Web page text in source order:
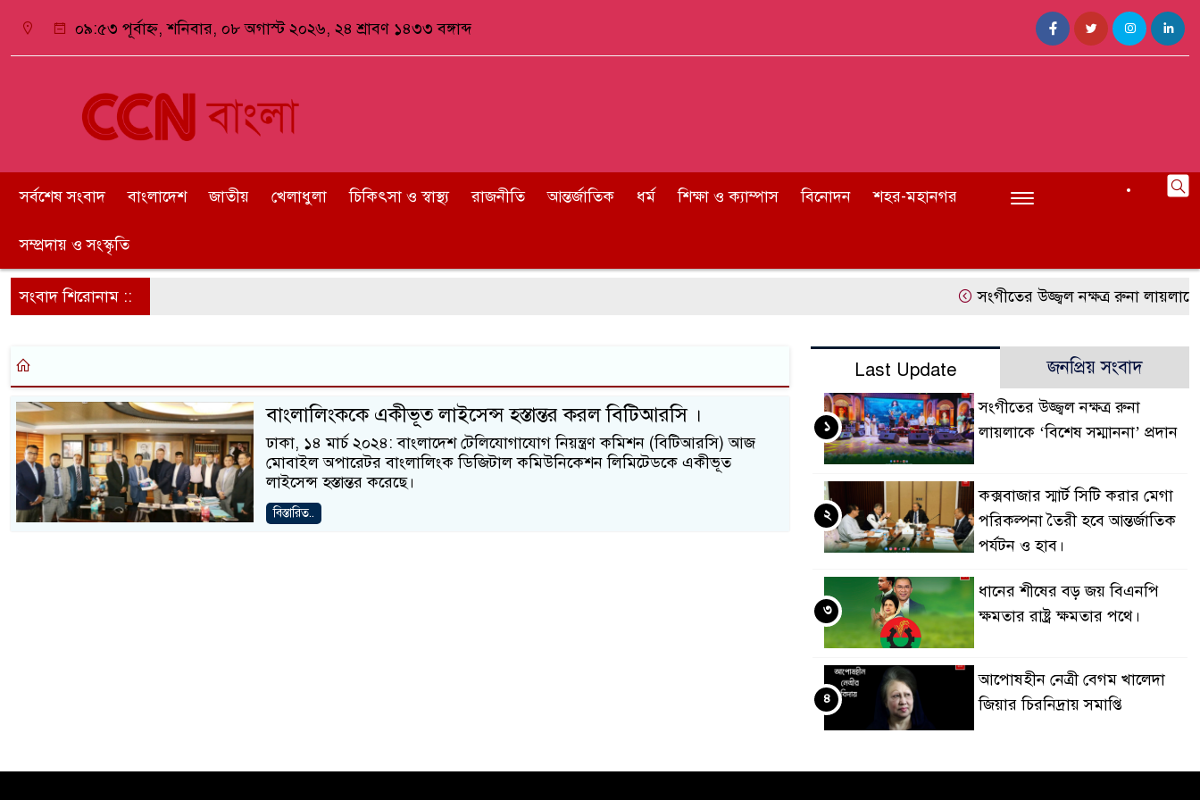
০৯:৫৩ পূর্বাহ্ন, শনিবার, ০৮ অগাস্ট ২০২৬, ২৪ শ্রাবণ ১৪৩৩ বঙ্গাব্দ
সর্বশেষ সংবাদ বাংলাদেশ জাতীয় খেলাধুলা চিকিৎসা ও স্বাস্থ্য রাজনীতি আন্তর্জাতিক ধর্ম শিক্ষা ও ক্যাম্পাস বিনোদন শহর-মহানগর
সম্প্রদায় ও সংস্কৃতি
সংবাদ শিরোনাম :: সংগীতের উজ্জ্বল নক্ষত্র রুনা লায়লাকে
বাংলালিংককে একীভূত লাইসেন্স হস্তান্তর করল বিটিআরসি ।
ঢাকা, ১৪ মার্চ ২০২৪: বাংলাদেশ টেলিযোগাযোগ নিয়ন্ত্রণ কমিশন (বিটিআরসি) আজ
মোবাইল অপারেটর বাংলালিংক ডিজিটাল কমিউনিকেশন লিমিটেডকে একীভূত
লাইসেন্স হস্তান্তর করেছে।
বিস্তারিত..
Last Update জনপ্রিয় সংবাদ
সংগীতের উজ্জ্বল নক্ষত্র রুনা
লায়লাকে ‘বিশেষ সম্মাননা’ প্রদান
১
কক্সবাজার স্মার্ট সিটি করার মেগা
পরিকল্পনা তৈরী হবে আন্তর্জাতিক
পর্যটন ও হাব।
২
ধানের শীষের বড় জয় বিএনপি
ক্ষমতার রাষ্ট্র ক্ষমতার পথে।
৩
আপোষহীন নেত্রী বেগম খালেদা
জিয়ার চিরনিদ্রায় সমাপ্তি
৪
জাপান-বাংলাদেশ সহযোগিতা